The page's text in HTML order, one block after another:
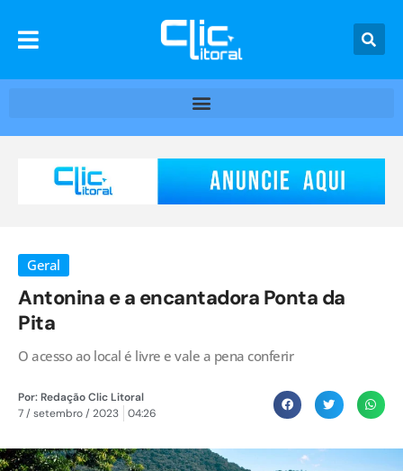
Geral
Antonina e a encantadora Ponta da
Pita
O acesso ao local é livre e vale a pena conferir
Por:Redação Clic Litoral
7 / setembro / 2023
04:26